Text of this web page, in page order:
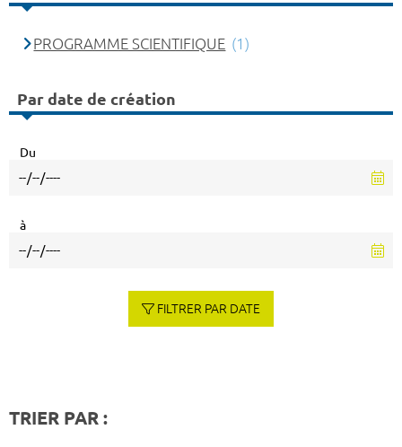
PROGRAMME SCIENTIFIQUE (1)
Par date de création
Du
à
FILTRER PAR DATE
TRIER PAR :